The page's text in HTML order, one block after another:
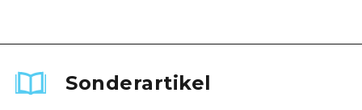
Sonderartikel